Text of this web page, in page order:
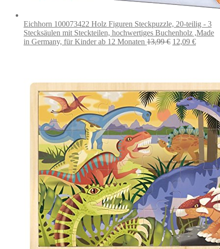
Eichhorn 100073422 Holz Figuren Steckpuzzle, 20-teilig - 3
Stecksäulen mit Steckteilen, hochwertiges Buchenholz ,Made
in Germany, für Kinder ab 12 Monaten 13,99€ Ursprünglicher
12,09 €